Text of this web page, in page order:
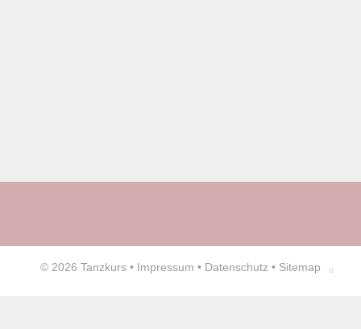
© 2026 Tanzkurs • Impressum • Datenschutz • Sitemap